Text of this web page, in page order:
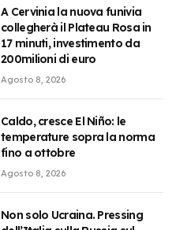
A Cervinia la nuova funivia
collegherà il Plateau Rosa in
17 minuti, investimento da
200milioni di euro
Agosto 8, 2026
Caldo, cresce El Niño: le
temperature sopra la norma
fino a ottobre
Agosto 8, 2026
Non solo Ucraina. Pressing